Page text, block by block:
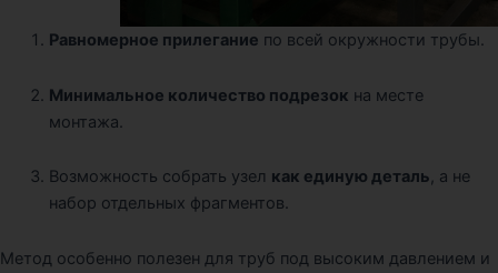
Равномерное прилегание по всей окружности трубы.
Минимальное количество подрезок на месте
монтажа.
Возможность собрать узел как единую деталь, а не
набор отдельных фрагментов.
Метод особенно полезен для труб под высоким давлением и